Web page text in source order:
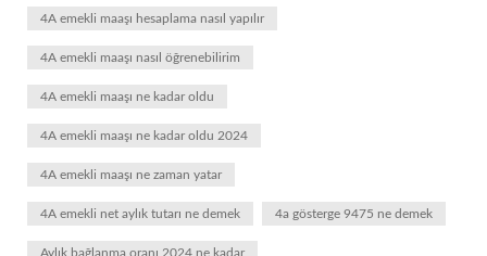
4A emekli maaşı hesaplama nasıl yapılır
4A emekli maaşı nasıl öğrenebilirim
4A emekli maaşı ne kadar oldu
4A emekli maaşı ne kadar oldu 2024
4A emekli maaşı ne zaman yatar
4A emekli net aylık tutarı ne demek 4a gösterge 9475 ne demek
Aylık bağlanma oranı 2024 ne kadar